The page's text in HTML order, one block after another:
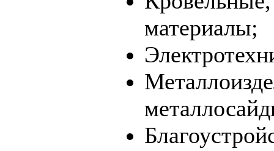
материалы;